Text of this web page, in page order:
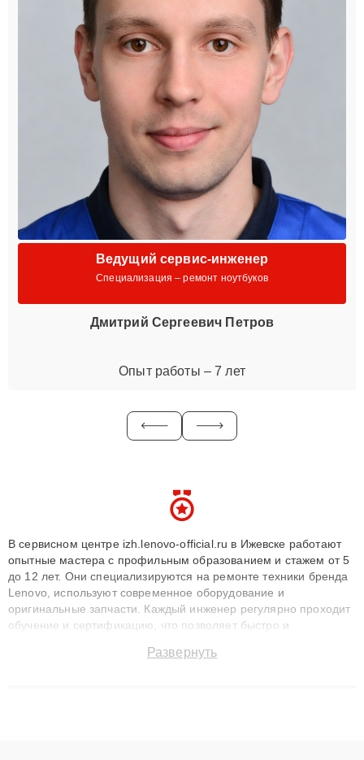
Ведущий сервис-инженер
Специализация – ремонт ноутбуков
Дмитрий Сергеевич Петров
Опыт работы – 7 лет
В сервисном центре izh.lenovo-official.ru в Ижевске работают
опытные мастера с профильным образованием и стажем от 5
до 12 лет. Они специализируются на ремонте техники бренда
Lenovo, используют современное оборудование и
оригинальные запчасти. Каждый инженер регулярно проходит
обучение и сертификацию, что позволяет быстро и
сохранением гарантии до 3 лет. Наши мастера решают
Развернуть